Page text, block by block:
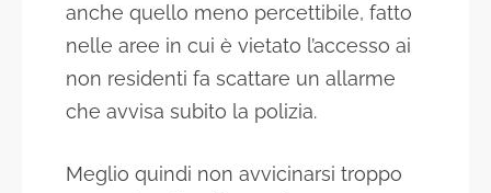
anche quello meno percettibile, fatto
nelle aree in cui è vietato l’accesso ai
non residenti fa scattare un allarme
che avvisa subito la polizia.
Meglio quindi non avvicinarsi troppo